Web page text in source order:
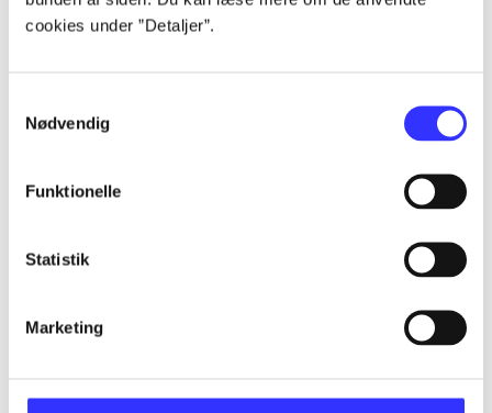
cookies under ”Detaljer”.
Nødvendig
Funktionelle
Statistik
Marketing
Artikler
...
...